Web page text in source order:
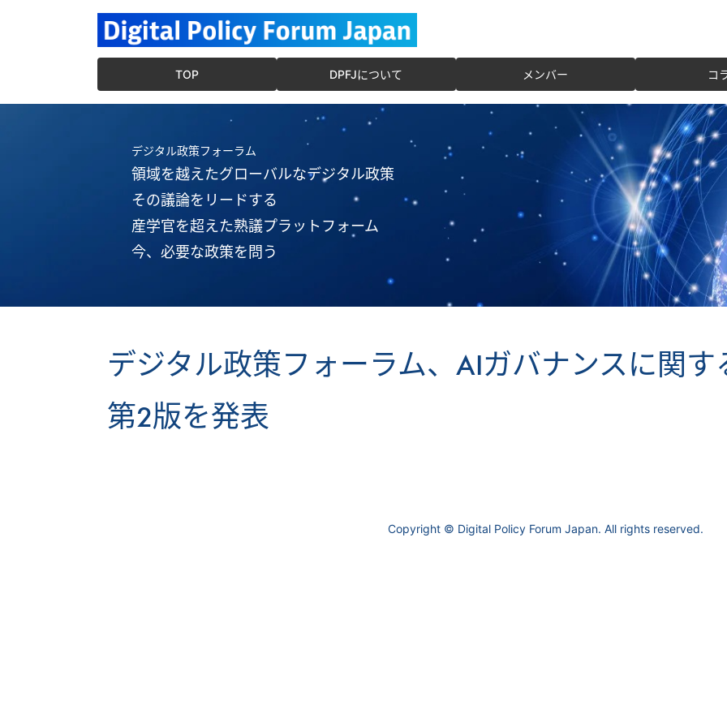
TOP DPFJについて メンバー コ
デジタル政策フォーラム
領域を越えたグローバルなデジタル政策
その議論をリードする
産学官を超えた熟議プラットフォーム
今、必要な政策を問う
デジタル政策フォーラム、AIガバナンスに関
第2版を発表
Copyright © Digital Policy Forum Japan. All rights reserved.